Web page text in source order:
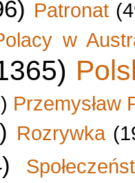
Patronat
w
Przemysław
Rozrywka